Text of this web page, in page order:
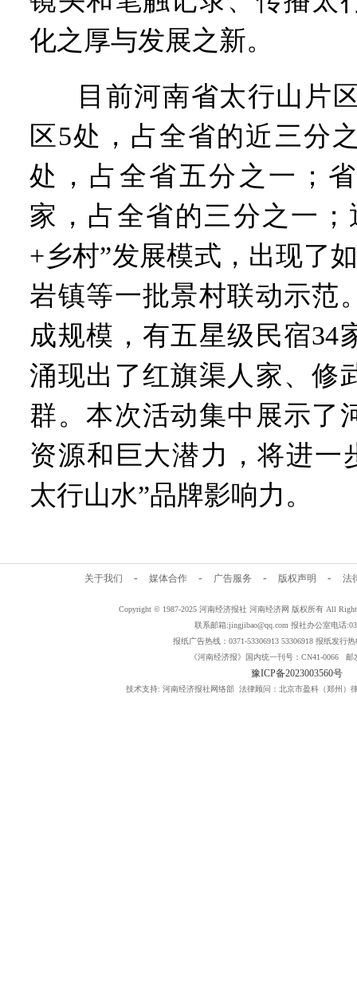
化之厚与发展之新。
目前河南省太行山片
区5处，占全省的近三分
处，占全省五分之一；
家，占全省的三分之一
+乡村”发展模式，出现了
岩镇等一批景村联动示范
成规模，有五星级民宿34
涌现出了红旗渠人家、修
群。本次活动集中展示了
资源和巨大潜力，将进一
太行山水”品牌影响力。
关于我们 - 媒体合作 - 广告服务 - 版权声明 - 法
Copyright © 1987-2025 河南经济报社 河南经济网 版权所有 All
联系邮箱:jingjibao@qq.com 报社办公室电话
报纸广告热线：0371-53306913 53306918 报纸发行热
《河南经济报》国内统一刊号：CN41-0066 邮
豫ICP备2023003560号
技术支持: 河南经济报社网络部 法律顾问：北京市盈科（郑州